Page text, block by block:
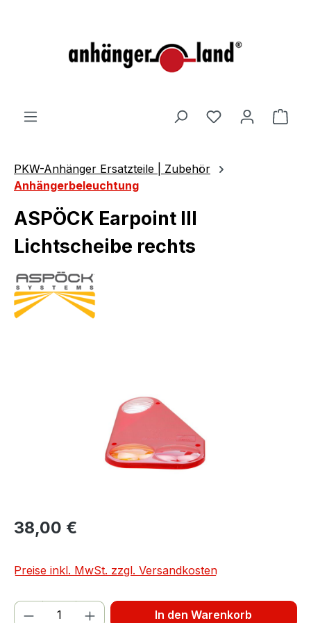
PKW-Anhänger Ersatzteile | Zubehör
Anhängerbeleuchtung
ASPÖCK Earpoint III
Lichtscheibe rechts
38,00 €
Preise inkl. MwSt. zzgl. Versandkosten
Produkt Anzahl: Gib den gewünschten
In den Warenkorb